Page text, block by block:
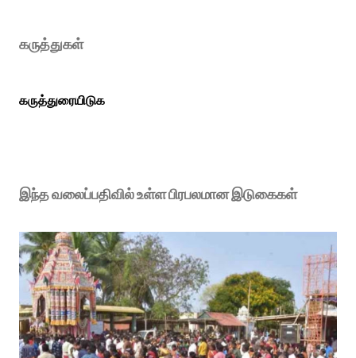
கருத்துகள்
கருத்துரையிடுக
இந்த வலைப்பதிவில் உள்ள பிரபலமான இடுகைகள்